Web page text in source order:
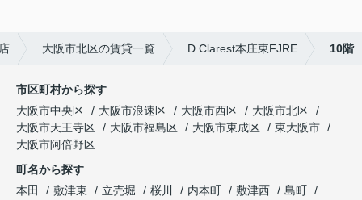
大阪市北区の賃貸一覧 D.Clarest本庄東FJRE 10階
市区町村から探す
大阪市中央区
大阪市浪速区 大阪市西区
大阪市北区
大阪市天王寺区
大阪市福島区 大阪市東成区
東大阪市
大阪市阿倍野区
町名から探す
本田
敷津東 立売堀 桜川 内本町 敷津西
島町